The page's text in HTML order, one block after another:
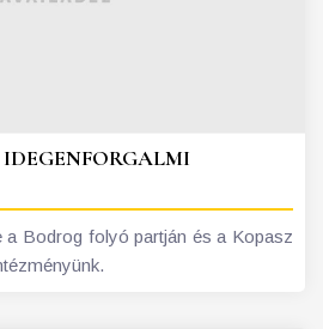
IDEGENFORGALMI
a Bodrog folyó partján és a Kopasz